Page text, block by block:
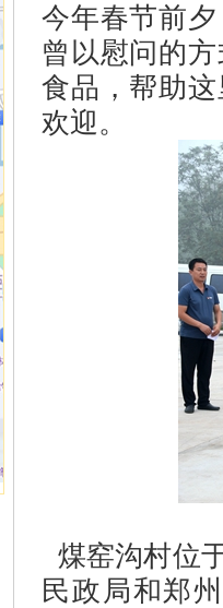
今年春节前
曾以慰问的
食品，帮助
欢迎。
煤窑沟村位
民政局和郑